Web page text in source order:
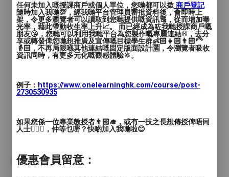
荃灣區｜沙田區｜馬鞍山｜上水區
#跆拳道 #運動 #幼兒 #兒童
任何未加入嘅授課商戶或個人單位，您哋都可以撳 商戶登記
隨時加入我哋💯，經我哋平台管理員審批資料後，會即時上
架，令更多瀏覽者可以讀取到您哋提供嘅資訊🔠，從而增加曝
光率，藉此帶動收生率上升📈。 而已經成為咗我哋授課商戶嘅
朋友😘，您哋可以利用我哋平台為您製作嘅專屬連結®️，去分
享或轉發俾您哋想推廣及宣傳嘅目標學生群👶🏻👧🏻👨🏻‍🦳
👵🏻，不再局限喺其他連結嘅固定版面設計🈵，令瀏覽者吸收
資訊同時，有更多元化嘅觀感體驗🔆。
例子： https://www.onelearninghk.com/course/post-
2730530935
如果您係一位專業教授者👨🏻‍🎓，或有一技之長想傳授俾唔同
人士🙋🏻‍♂️，仲等乜嘢？快啲加入我哋啦😊
優惠會員留意：